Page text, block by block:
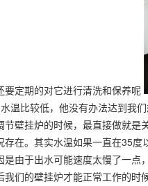
要定期的对它进行清洗和保养呢
温比较低，他没有办法达到我
挂炉的时候，最直接做就是
存在。其实水温如果一直在35度
是由于出水可能速度太慢了一点
我们的壁挂炉才能正常工作的时